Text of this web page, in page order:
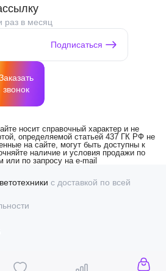
раз в месяц
Подписаться
звонок
носит справочный характер и не
определяемой статьей 437 ГК РФ не
на сайте, могут быть доступны к
наличие и условия продажи по
или по запросу на e-mail
с доставкой по всей